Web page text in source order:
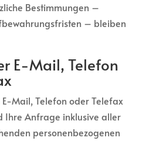
Bestimmungen –
– bleiben
E-Mail, Telefon
E-Mail, Telefon oder Telefax
Ihre Anfrage inklusive aller
personenbezogenen